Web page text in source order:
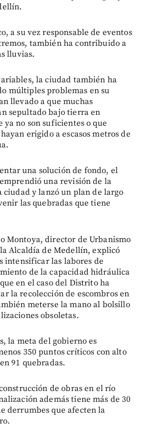
a su vez responsable de eventos
también ha contribuido a
lluvias.
la ciudad también ha
múltiples problemas en su
llevado a que muchas
sepultado bajo tierra en
ya no son suficientes o que
erigido a escasos metros de
una solución de fondo, el
una revisión de la
y lanzó un plan de largo
las quebradas que tiene
Montoya, director de Urbanismo
Alcaldía de Medellín, explicó
intensificar las labores de
de la capacidad hidráulica
en el caso del Distrito ha
la recolección de escombros en
meterse la mano al bolsillo
obsoletas.
la meta del gobierno es
350 puntos críticos con alto
91 quebradas.
de obras en el río
además tiene más de 30
derrumbes que afecten la